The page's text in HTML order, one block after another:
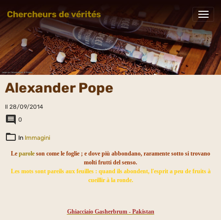
Chercheurs de vérités
Alexander Pope
Il 28/09/2014
0
In Immagini
Le parole son come le foglie ; e dove più abbondano, raramente sotto si trovano
molti frutti del senso.
Les mots sont pareils aux feuilles : quand ils abondent, l'esprit a peu de fruits à
cueillir à la ronde.
Ghiacciaio Gasherbrum - Pakistan